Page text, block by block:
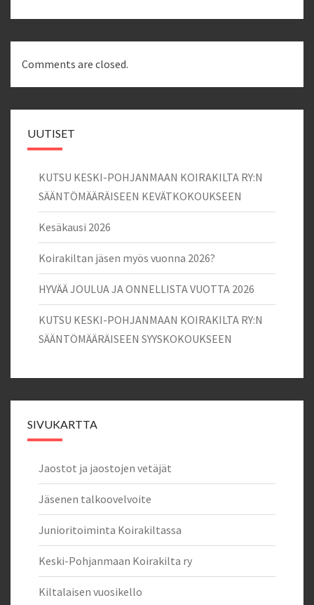
Comments are closed.
UUTISET
KUTSU KESKI-POHJANMAAN KOIRAKILTA RY:N
SÄÄNTÖMÄÄRÄISEEN KEVÄTKOKOUKSEEN
Kesäkausi 2026
Koirakiltan jäsen myös vuonna 2026?
HYVÄÄ JOULUA JA ONNELLISTA VUOTTA 2026
KUTSU KESKI-POHJANMAAN KOIRAKILTA RY:N
SÄÄNTÖMÄÄRÄISEEN SYYSKOKOUKSEEN
SIVUKARTTA
Jaostot ja jaostojen vetäjät
Jäsenen talkoovelvoite
Junioritoiminta Koirakiltassa
Keski-Pohjanmaan Koirakilta ry
Kiltalaisen vuosikello